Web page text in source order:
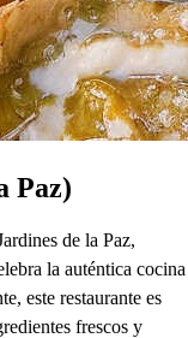
Paz)
de la Paz,
la auténtica cocina
este restaurante es
frescos y